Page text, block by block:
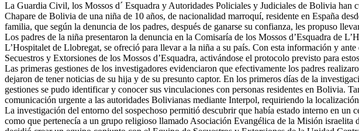
La Guardia Civil, los Mossos d´ Esquadra y Autoridades Policiales y Judiciales de Bolivia
Chapare de Bolivia de una niña de 10 años, de nacionalidad marroquí, residente en España
familia, que según la denuncia de los padres, después de ganarse su confianza, les propuso
Los padres de la niña presentaron la denuncia en la Comisaría de los Mossos d’Esquadra de
L’Hospitalet de Llobregat, se ofreció para llevar a la niña a su país. Con esta información y
Secuestros y Extorsiones de los Mossos d’Esquadra, activándose el protocolo previsto para
Las primeras gestiones de los investigadores evidenciaron que efectivamente los padres
dejaron de tener noticias de su hija y de su presunto captor. En los primeros días de la
gestiones se pudo identificar y conocer sus vinculaciones con personas residentes en Bolivia.
comunicación urgente a las autoridades Bolivianas mediante Interpol, requiriendo la
La investigación del entorno del sospechoso permitió descubrir que había estado interno en
como que pertenecía a un grupo religioso llamado Asociación Evangélica de la Misión